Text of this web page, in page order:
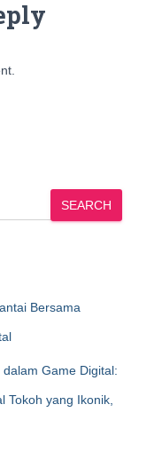
SEARCH
Bersama
Game Digital:
Tokoh yang Ikonik,